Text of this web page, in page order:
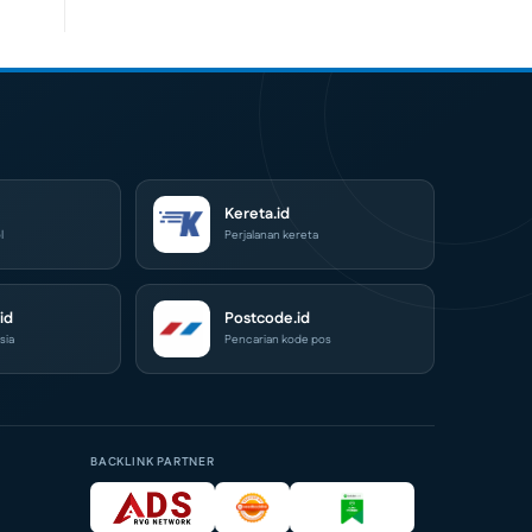
Kereta.id
Perjalanan kereta
Postcode.id
Pencarian kode pos
BACKLINK PARTNER